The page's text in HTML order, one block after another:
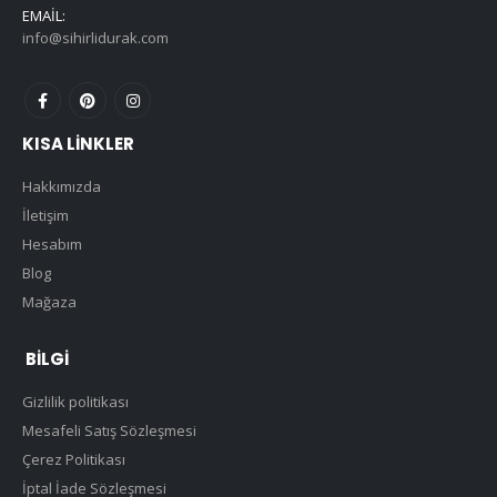
EMAIL:
info@sihirlidurak.com
KISA LINKLER
Hakkımızda
İletişim
Hesabım
Blog
Mağaza
BILGI
Gizlilik politikası
Mesafeli Satış Sözleşmesi
Çerez Politikası
İptal İade Sözleşmesi